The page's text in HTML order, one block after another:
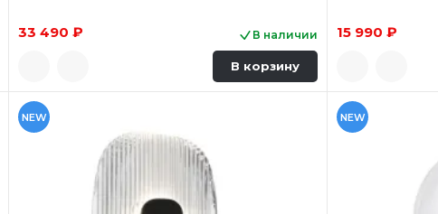
33 490 ₽ В наличии
В корзину
15 990 ₽
NEW NEW